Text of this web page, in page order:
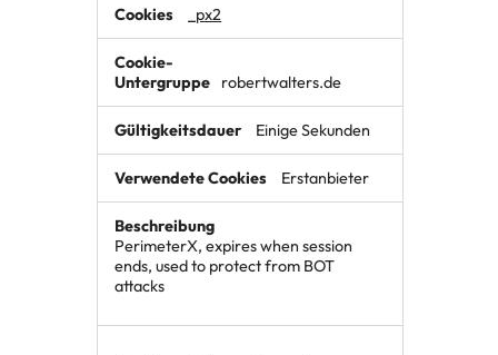
_px2
robertwalters.de
Einige Sekunden
Erstanbieter
PerimeterX, expires when session
ends, used to protect from BOT
attacks